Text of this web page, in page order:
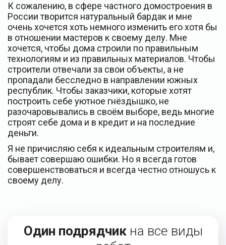
К сожалению, в сфере частного домостроения в
России творится натуральный бардак и мне
очень хочется хоть немного изменить его хотя бы
в отношении мастеров к своему делу. Мне
хочется, чтобы дома строили по правильным
технологиям и из правильных материалов. Чтобы
строители отвечали за свои объекты, а не
пропадали бесследно в направлении южных
республик. Чтобы заказчики, которые хотят
построить себе уютное гнёздышко, не
разочаровывались в своём выборе, ведь многие
строят себе дома и в кредит и на последние
деньги.
Я не причисляю себя к идеальным строителям и,
бывает совершаю ошибки. Но я всегда готов
совершенствоваться и всегда честно отношусь к
своему делу.
Один подрядчикна все виды